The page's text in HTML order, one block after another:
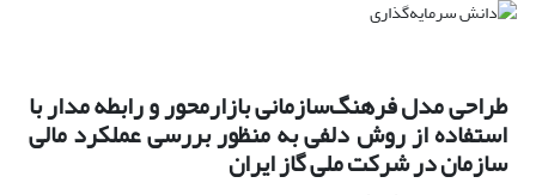
طراحی مدل فرهنگ‌سازمانی بازارمحور و رابطه مدار با
استفاده از روش دلفی به منظور بررسی عملکرد مالی
سازمان در شرکت ملی گاز ایران